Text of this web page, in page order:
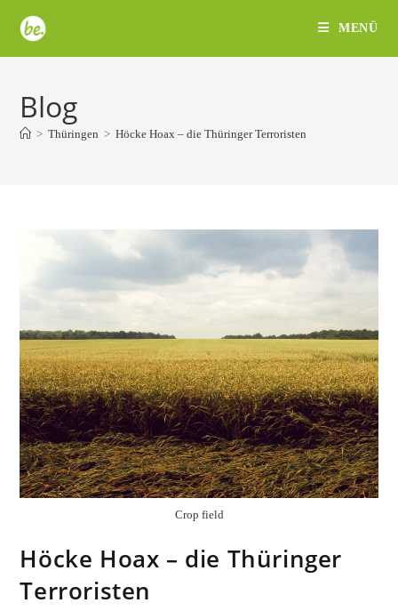
Inhalt
springen
MENÜ
Blog
> Thüringen > Höcke Hoax – die Thüringer Terroristen
Crop field
Höcke Hoax – die Thüringer
Terroristen